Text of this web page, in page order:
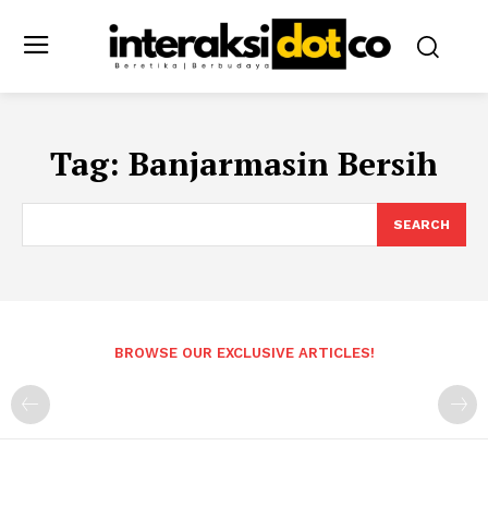
Tag: Banjarmasin Bersih
SEARCH
BROWSE OUR EXCLUSIVE ARTICLES!